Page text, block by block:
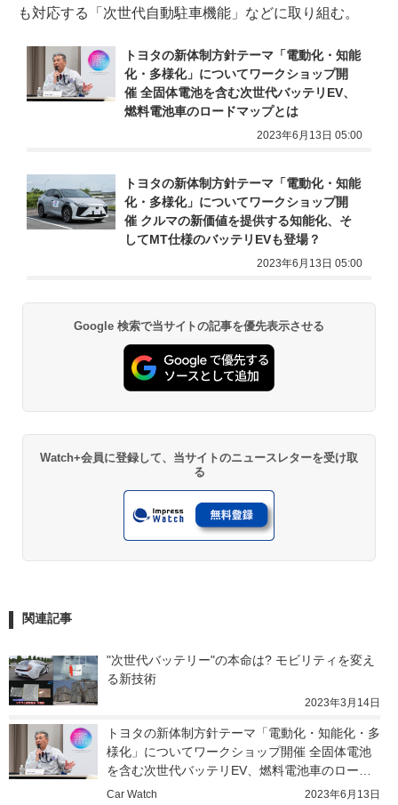
も対応する「次世代自動駐車機能」などに取り組む。
トヨタの新体制方針テーマ「電動化・知能
化・多様化」についてワークショップ開
催 全固体電池を含む次世代バッテリEV、
燃料電池車のロードマップとは
2023年6月13日 05:00
トヨタの新体制方針テーマ「電動化・知能
化・多様化」についてワークショップ開
催 クルマの新価値を提供する知能化、そ
してMT仕様のバッテリEVも登場？
2023年6月13日 05:00
Google 検索で当サイトの記事を優先表示させる
Watch+会員に登録して、当サイトのニュースレターを受け取
る
関連記事
"次世代バッテリー"の本命は? モビリティを変え
る新技術
2023年3月14日
トヨタの新体制方針テーマ「電動化・知能化・多
様化」についてワークショップ開催 全固体電池
を含む次世代バッテリEV、燃料電池車のロード
マップとは
Car Watch 2023年6月13日